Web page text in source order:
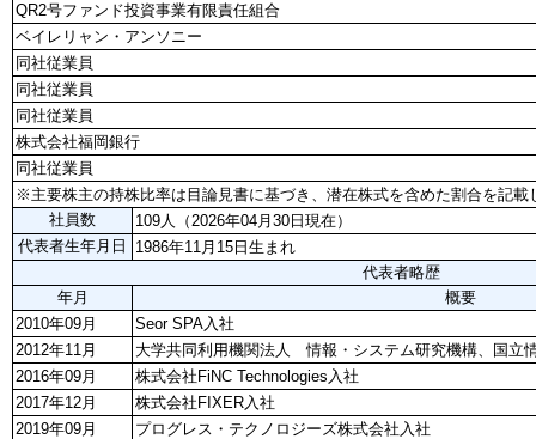
QR2号ファンド投資事業有限責任組合
ベイレリャン・アンソニー
同社従業員
同社従業員
同社従業員
株式会社福岡銀行
同社従業員
※主要株主の持株比率は目論見書に基づき、潜在株式を含めた割合を記載
社員数
109人（2026年04月30日現在）
代表者生年月日
1986年11月15日生まれ
代表者略歴
年月
概要
2010年09月
Seor SPA入社
2012年11月
大学共同利用機関法人 情報・システム研究機構、国立
2016年09月
株式会社FiNC Technologies入社
2017年12月
株式会社FIXER入社
2019年09月
プログレス・テクノロジーズ株式会社入社